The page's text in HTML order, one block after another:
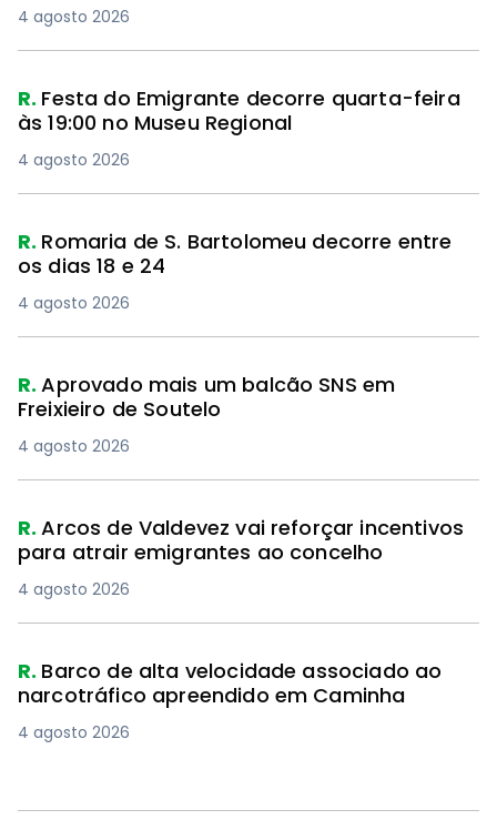
4 agosto 2026
R. Festa do Emigrante decorre quarta-feira
às 19:00 no Museu Regional
4 agosto 2026
R. Romaria de S. Bartolomeu decorre entre
os dias 18 e 24
4 agosto 2026
R.Aprovado mais um balcão SNS em
Freixieiro de Soutelo
4 agosto 2026
R.Arcos de Valdevez vai reforçar incentivos
para atrair emigrantes ao concelho
4 agosto 2026
R. Barco de alta velocidade associado ao
narcotráfico apreendido em Caminha
4 agosto 2026